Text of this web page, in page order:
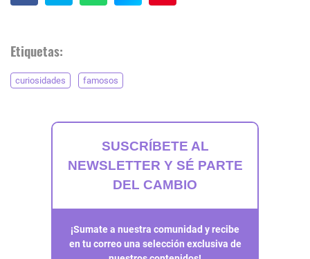
Etiquetas:
curiosidades famosos
SUSCRÍBETE AL
NEWSLETTER Y SÉ PARTE
DEL CAMBIO
¡Sumate a nuestra comunidad y recibe
en tu correo una selección exclusiva de